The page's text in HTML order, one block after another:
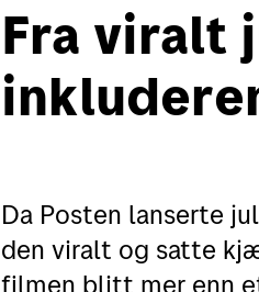
Kundeservice
Sende til utlandet
Fortolling
Fra viralt
Da Posten lanserte
den viralt og satte
filmen blitt mer enn